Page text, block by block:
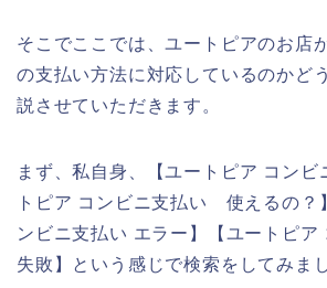
そこでここでは、ユートピアのお店
の支払い方法に対応しているのかど
説させていただきます。
まず、私自身、【ユートピア コンビ
トピア コンビニ支払い 使えるの？
ンビニ支払い エラー】【ユートピ
失敗】という感じで検索をしてみま